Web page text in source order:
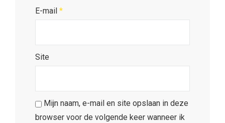
E-mail *
Site
Mijn naam, e-mail en site opslaan in deze
browser voor de volgende keer wanneer ik